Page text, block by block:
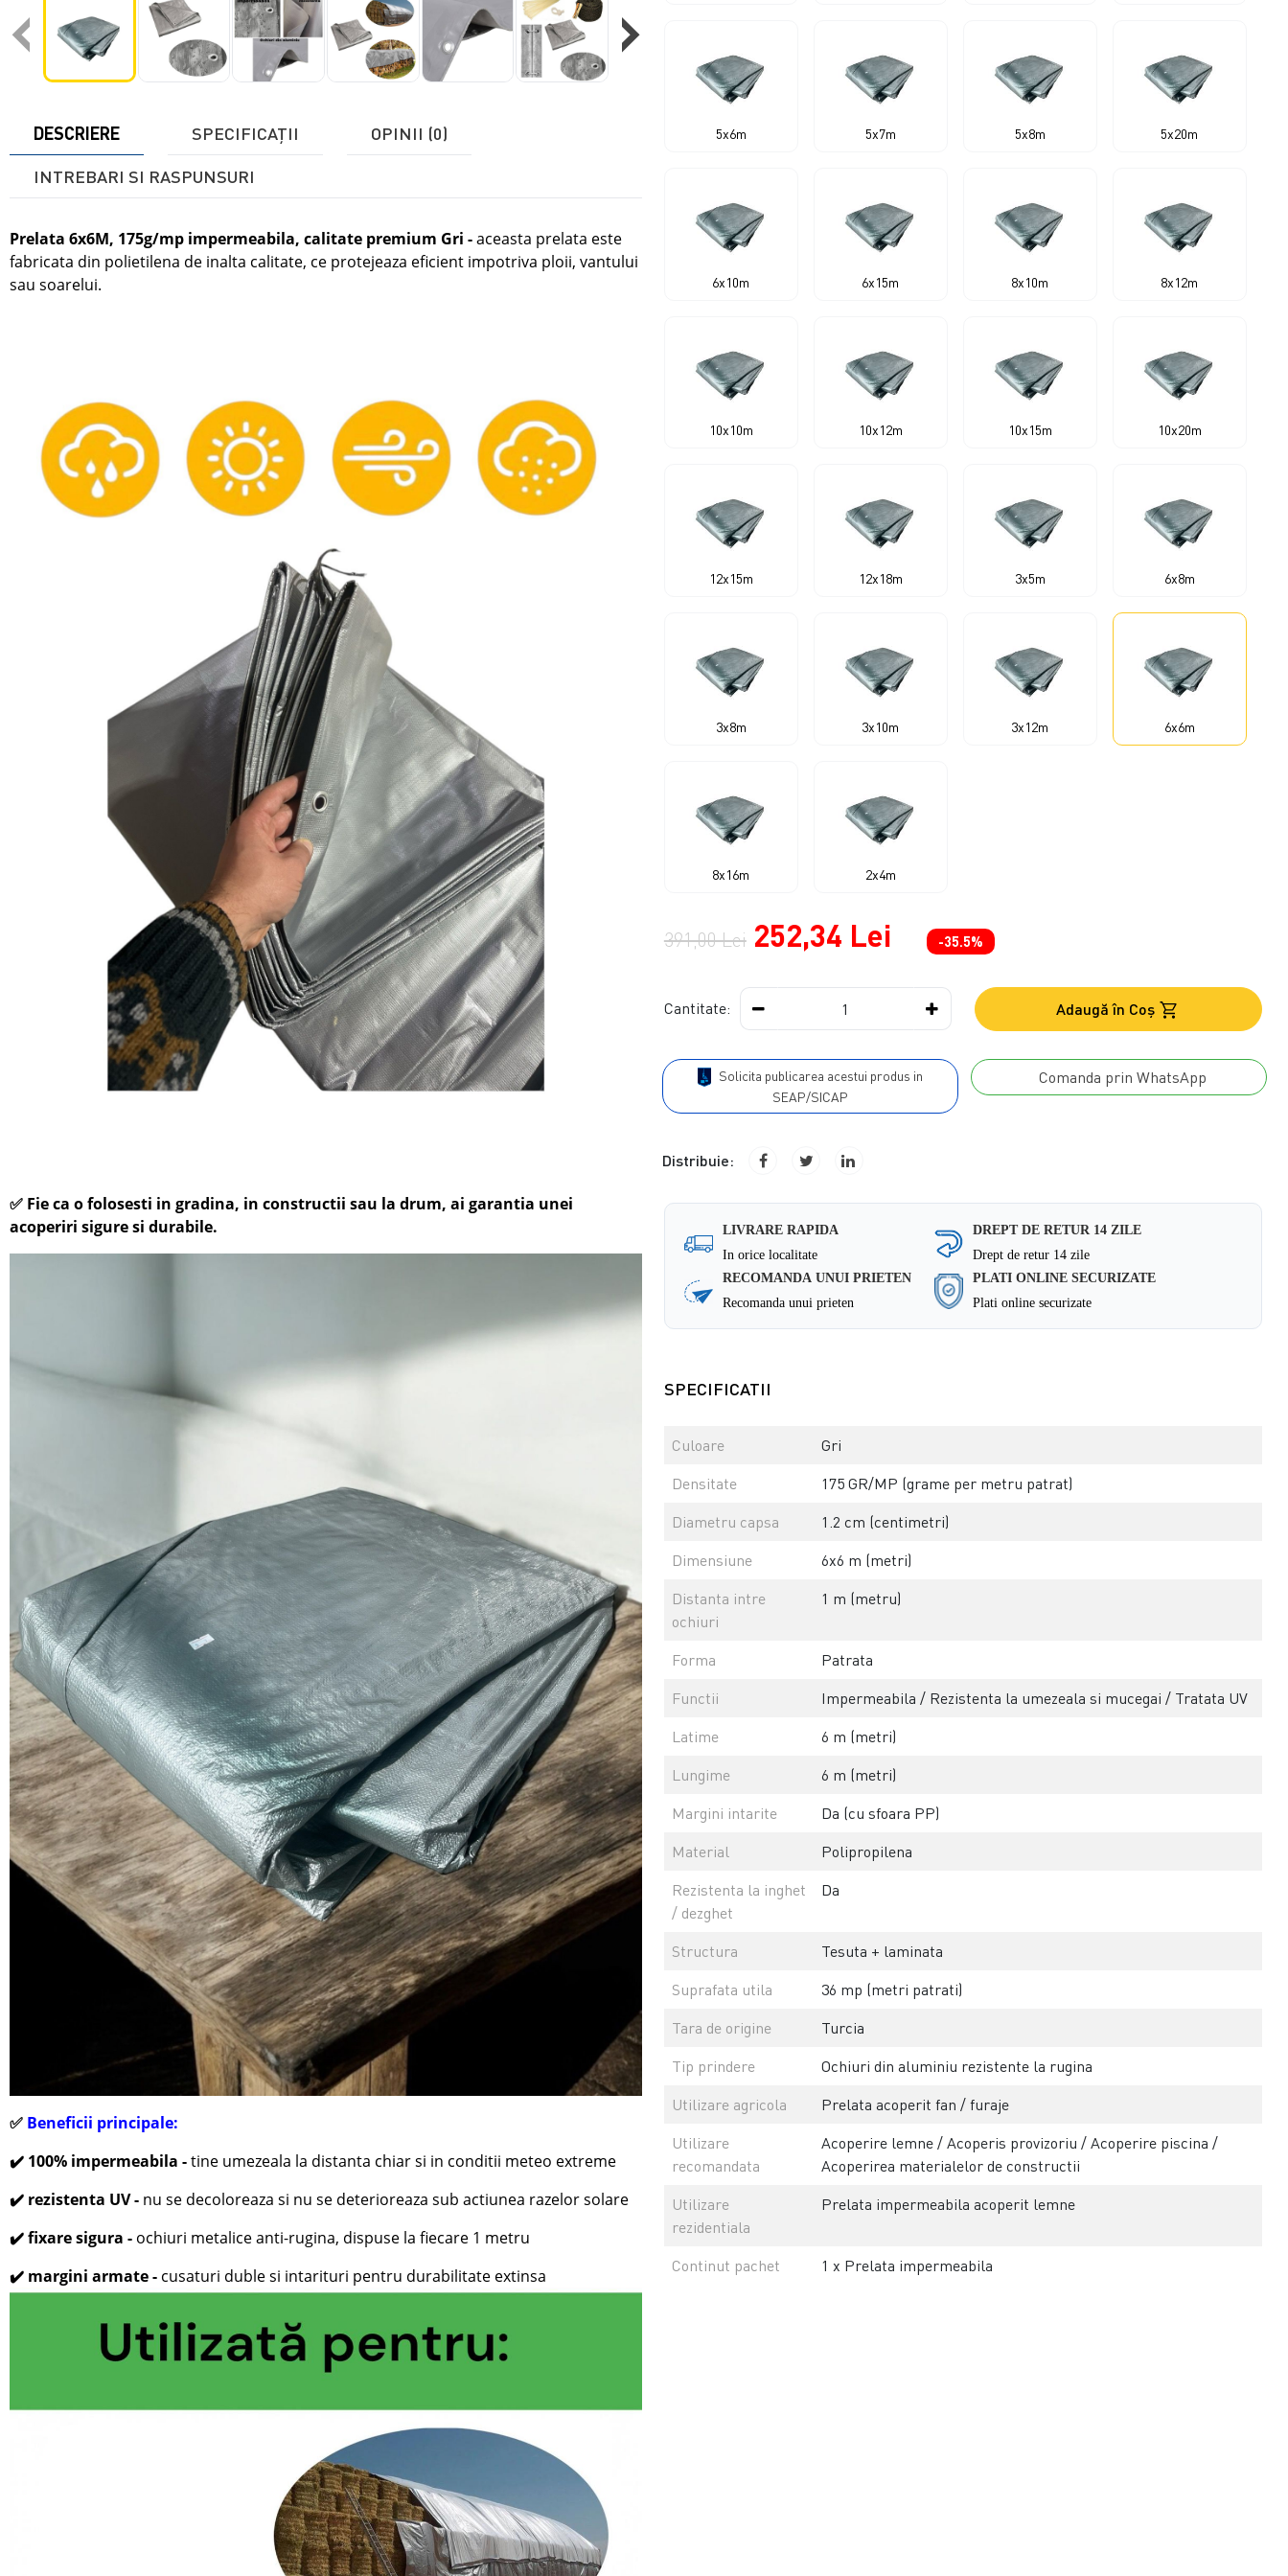
‹ ›
DESCRIERE SPECIFICAŢII OPINII (0)
INTREBARI SI RASPUNSURI
Prelata 6x6M, 175g/mp impermeabila, calitate premium Gri -aceasta prelata este
fabricata din polietilena de inalta calitate, ce protejeaza eficient impotriva ploii, vantului
sau soarelui.
✅ Fie ca o folosesti in gradina, in constructii sau la drum, ai garantia unei
acoperiri sigure si durabile.
✅ Beneficii principale:
✔️ 100% impermeabila -tine umezeala la distanta chiar si in conditii meteo extreme
✔️ rezistenta UV - nu se decoloreaza si nu se deterioreaza sub actiunea razelor solare
✔️ fixare sigura - ochiuri metalice anti-rugina, dispuse la fiecare 1 metru
✔️ margini armate - cusaturi duble si intarituri pentru durabilitate extinsa
5x6m 5x7m 5x8m 5x20m
6x10m 6x15m 8x10m 8x12m
10x10m 10x12m 10x15m 10x20m
12x15m 12x18m 3x5m 6x8m
3x8m 3x10m 3x12m 6x6m
8x16m 2x4m
391,00 Lei 252,34 Lei -35.5%
Cantitate: Adaugă în Coş
SEAP/SICAP
Comanda prin WhatsApp
Distribuie:
LIVRARE RAPIDA
In orice localitate
DREPT DE RETUR 14 ZILE
Drept de retur 14 zile
RECOMANDA UNUI PRIETEN
Recomanda unui prieten
PLATI ONLINE SECURIZATE
Plati online securizate
SPECIFICATII
Culoare
Gri
Densitate
175 GR/MP (grame per metru patrat)
Diametru capsa
1.2 cm (centimetri)
Dimensiune
6x6 m (metri)
Distanta intre
ochiuri
1 m (metru)
Forma
Patrata
Functii
Impermeabila / Rezistenta la umezeala si mucegai / Tratata UV
Latime
6 m (metri)
Lungime
6 m (metri)
Margini intarite
Da (cu sfoara PP)
Material
Polipropilena
Rezistenta la inghet
/ dezghet
Da
Structura
Tesuta + laminata
Suprafata utila
36 mp (metri patrati)
Tara de origine
Turcia
Tip prindere
Ochiuri din aluminiu rezistente la rugina
Utilizare agricola
Prelata acoperit fan / furaje
Utilizare
recomandata
Acoperire lemne / Acoperis provizoriu / Acoperire piscina /
Acoperirea materialelor de constructii
Utilizare
rezidentiala
Prelata impermeabila acoperit lemne
Continut pachet 1 x Prelata impermeabila